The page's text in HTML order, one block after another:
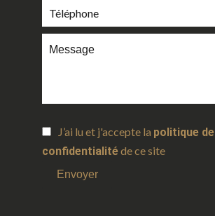
J’ai lu et j'accepte la politique de
confidentialitéde ce site
Envoyer